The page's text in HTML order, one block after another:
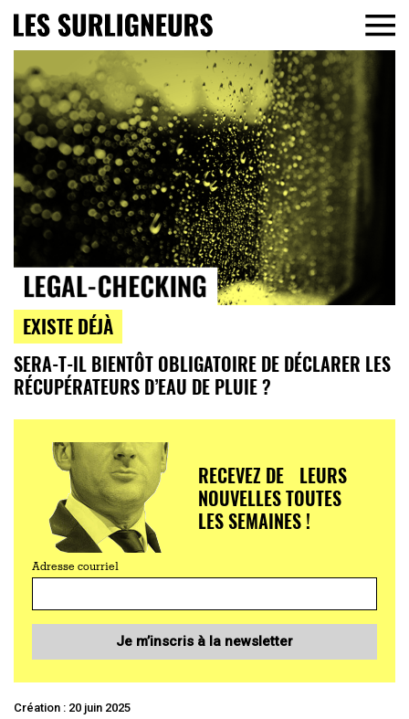
EXISTE DÉJÀ
SERA-T-IL BIENTÔT OBLIGATOIRE DE DÉCLARER LES
RÉCUPÉRATEURS D’EAU DE PLUIE ?
RECEVEZ DE LEURS
NOUVELLES TOUTES
LES SEMAINES !
Adresse courriel
Je m’inscris à la newsletter
Création : 20 juin 2025